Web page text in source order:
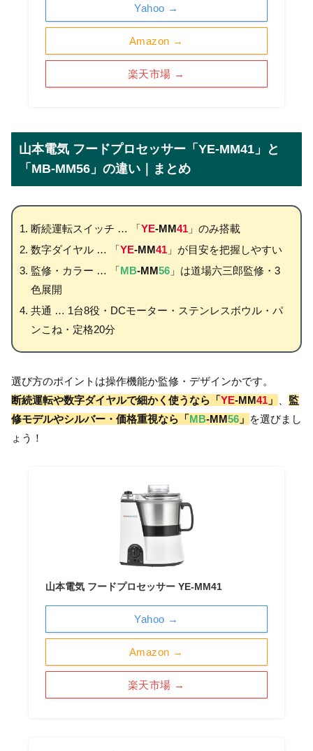
Amazon →
楽天市場 →
Yahoo →
山本電気 フードプロセッサー「YE-MM41」と
「MB-MM56」の違い｜まとめ
断続運転スイッチ … 「YE-MM41」のみ搭載
数字ダイヤル … 「YE-MM41」が目安を把握しやすい
監修・カラー … 「MB-MM56」は道場六三郎監修・3
色展開
共通 … 1台8役・DCモーター・ステンレスボウル・パ
ンこね・定格20分
選び方のポイントは操作機能か監修・デザインかです。
断続運転や数字ダイヤルで細かく使うなら「YE-MM41 」
監
修モデルやシルバー・価格重視なら「MB-MM56 」 を選びまし
ょう！
山本電気 フードプロセッサー YE-MM41
Amazon →
楽天市場 →
Yahoo →